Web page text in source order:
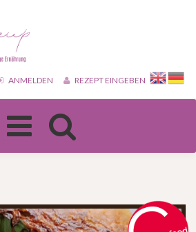
ANMELDEN REZEPT EINGEBEN
Toggle
navigation